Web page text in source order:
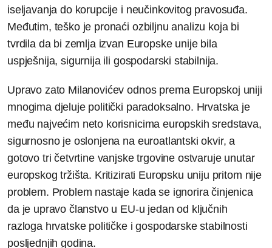
iseljavanja do korupcije i neučinkovitog pravosuđa.
Međutim, teško je pronaći ozbiljnu analizu koja bi
tvrdila da bi zemlja izvan Europske unije bila
uspješnija, sigurnija ili gospodarski stabilnija.
Upravo zato Milanovićev odnos prema Europskoj uniji
mnogima djeluje politički paradoksalno. Hrvatska je
među najvećim neto korisnicima europskih sredstava,
sigurnosno je oslonjena na euroatlantski okvir, a
gotovo tri četvrtine vanjske trgovine ostvaruje unutar
europskog tržišta. Kritizirati Europsku uniju pritom nije
problem. Problem nastaje kada se ignorira činjenica
da je upravo članstvo u EU-u jedan od ključnih
razloga hrvatske političke i gospodarske stabilnosti
posljednjih godina.